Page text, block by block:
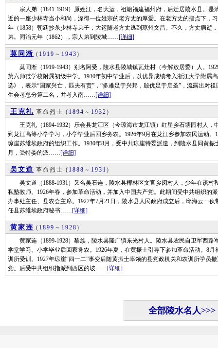
宗人弟（1841-1919）原姓江，名大运，祖籍福建福州府，后迁居陵水县。是
近的一座少林寺当小和尚，深得一位姓宗的老方丈的厚爱。在老方丈的指点下，
年（1858）朝廷抄杀少林寺弟子，大运随老方丈逃到琼州文昌。不久，方丈病逝
弟。同治元年（1862），宗人弟到陵城……[详细]
莫同淅 ( 1919 ～ 1943)
莫同淅（1919-1943）别名阿受，陵水县陵城镇瓦灶村（今解放居委）人。
第六师范学校附属初级中学。1930年初中毕业后，以优异成绩考入浙江大学附属
选》，表示“国家兴亡，匹夫有责”，“多难足于兴邦，殷优足于启圣”，流露出对
生会考总分第二名，并考入南……[详细]
王克礼 革命烈士 ( 1894 ～ 1932)
王克礼（1894-1932）乐会县龙江区（今琼海市龙江镇）红星乡石塘园村人，
到龙江高等小学学习，小学毕业后回乡务农。1926年9月在龙江乡参加农民运动
琼崖苏维埃政府的组织工作。1930年8月，受中共琼崖特委派遣，到陵水县同黄
月，受特委的派……[详细]
吴文道 革命烈士 ( 1888 ～ 1931 )
吴文道（1888-1931）又名吴石连，陵水县椰林区文官乡闵村人，少年在该村
私塾教师。1926年春，参加革命活动，并加入中国共产党。此期间受中共组织的
办事处主任、县农会主席。1927年7月21日，陵水县人民政府成立后，邱海云一
任县苏维埃政府秘书……[详细]
黄家连 ( 1899 ～ 1928)
黄家连（1899-1928）黎族，陵水县隆广镇东光村人。陵水县农民自卫军西路
学堂学习。小学毕业后回家务农。1926年夏，在黄振士引导下参加革命活动。8
训所受训。1927年琼崖“四一二”事变后随黄振士率领的县党政机关和农训所学员
党。后受中共组织指派到西区的坡……[详细]
全部陵水名人>>>